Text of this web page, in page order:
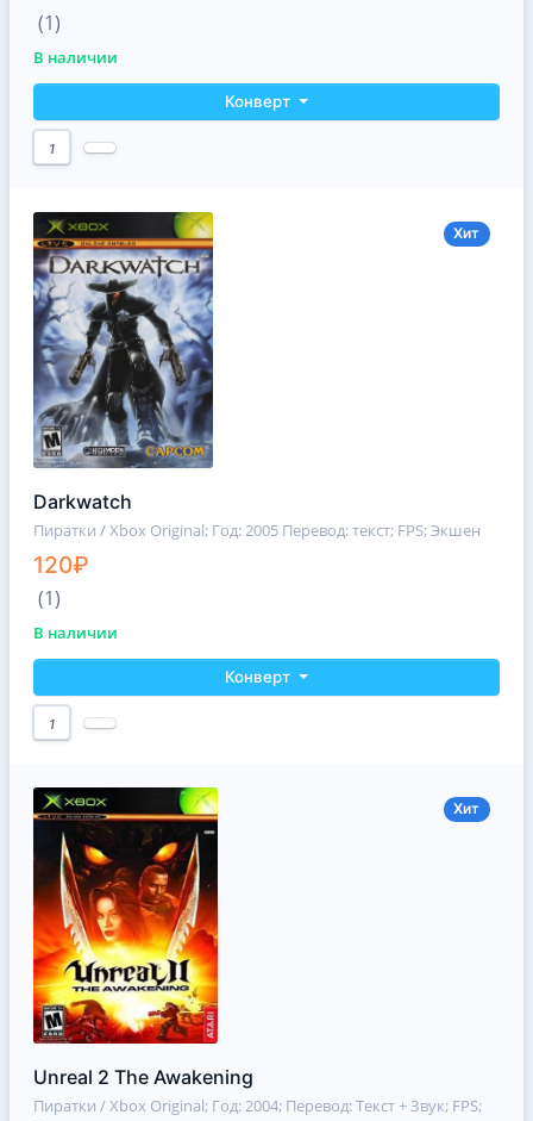
(1)
В наличии
Конверт
1
Хит
Darkwatch
Пиратки / Xbox Original; Год: 2005 Перевод: текст; FPS; Экшен
120₽
(1)
В наличии
Конверт
1
Хит
Unreal 2 The Awakening
Пиратки / Xbox Original; Год: 2004; Перевод: Текст + Звук; FPS;